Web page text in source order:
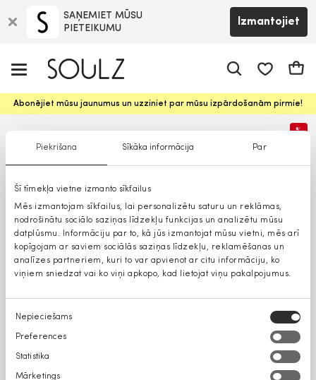
Piekrišana Sīkāka informācija Par
Šī tīmekļa vietne izmanto sīkfailus
Mēs izmantojam sīkfailus, lai personalizētu saturu un reklāmas,
nodrošinātu sociālo saziņas līdzekļu funkcijas un analizētu mūsu
datplūsmu. Informāciju par to, kā jūs izmantojat mūsu vietni, mēs arī
kopīgojam ar saviem sociālās saziņas līdzekļu, reklamēšanas un
analīzes partneriem, kuri to var apvienot ar citu informāciju, ko
viņiem sniedzat vai ko viņi apkopo, kad lietojat viņu pakalpojumus.
Piekrišanas
izvēle
Nepieciešams
Preferences
Statistika
Mārketings
SAŅEMIET MŪSU
PIETEIKUMU
Izmantojiet
Abonējiet mūsu jaunumus un uzziniet par mūsu izpārdošanām pirmie!
%